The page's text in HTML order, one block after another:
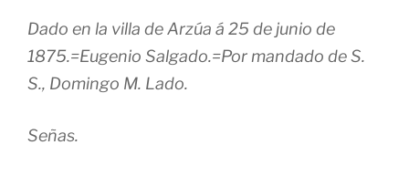
Dado en la villa de Arzúa á 25 de junio de
1875.=Eugenio Salgado.=Por mandado de S.
S., Domingo M. Lado.
Señas.